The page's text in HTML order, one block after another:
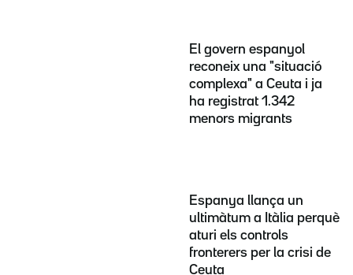
El govern espanyol
reconeix una "situació
complexa" a Ceuta i ja
ha registrat 1.342
menors migrants
Espanya llança un
ultimàtum a Itàlia perquè
aturi els controls
fronterers per la crisi de
Ceuta